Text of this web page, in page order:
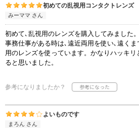
初めての乱視用コンタクトレンズ
みーママ さん
初めて､乱視用のレンズを購入してみました。
事務仕事がある時は､遠近両用を使い､遠く
用のレンズを使っています。かなりハッキ
ると思いました。
参考になりましたか？
よいものです
まろん さん